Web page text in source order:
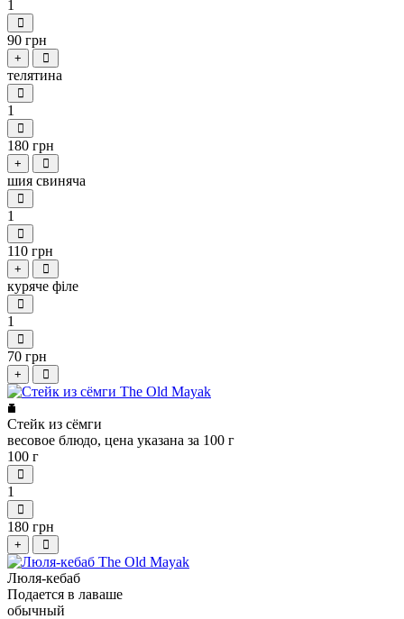
1
90 грн
+
телятина
1
180 грн
+
шия свиняча
1
110 грн
+
куряче філе
1
70 грн
+
Стейк из сёмги
весовое блюдо, цена указана за 100 г
100 г
1
180 грн
+
Люля-кебаб
Подается в лаваше
обычный